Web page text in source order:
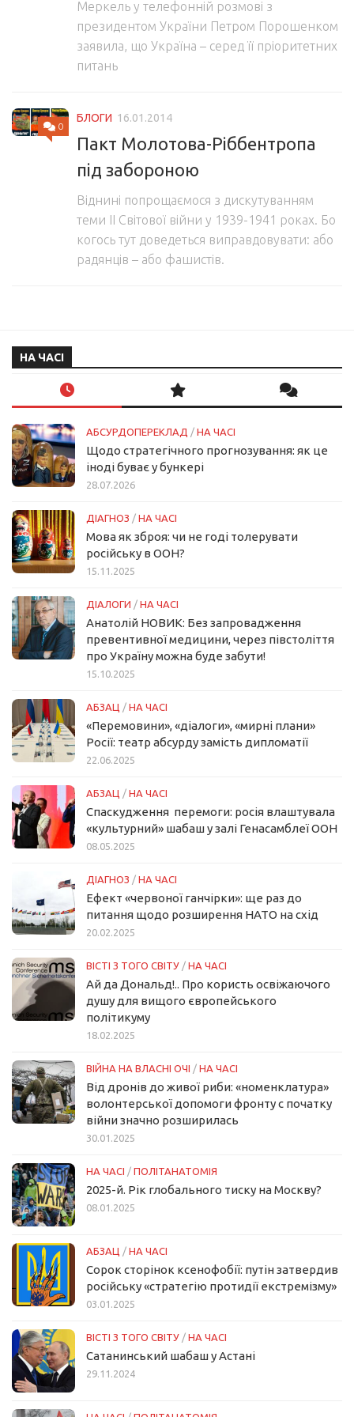
Меркель у телефонній розмові з
президентом України Петром Порошенком
заявила, що Україна – серед її пріоритетних
питань
0
БЛОГИ 16.01.2014
Пакт Молотова-Ріббентропа
під забороною
Віднині попрощаємося з дискутуванням
теми ІІ Світової війни у 1939-1941 роках. Бо
когось тут доведеться виправдовувати: або
радянців – або фашистів.
НА ЧАСІ
АБСУРДОПЕРЕКЛАД / НА ЧАСІ
Щодо стратегічного прогнозування: як це
іноді буває у бункері
28.07.2026
ДІАГНОЗ / НА ЧАСІ
Мова як зброя: чи не годі толерувати
російську в ООН?
15.11.2025
ДІАЛОГИ / НА ЧАСІ
Анатолій НОВИК: Без запровадження
превентивної медицини, через півстоліття
про Україну можна буде забути!
15.10.2025
АБЗАЦ / НА ЧАСІ
«Перемовини», «діалоги», «мирні плани»
Росії: театр абсурду замість дипломатії
22.06.2025
АБЗАЦ / НА ЧАСІ
Спаскудження перемоги: росія влаштувала
«культурний» шабаш у залі Генасамблеї ООН
08.05.2025
ДІАГНОЗ / НА ЧАСІ
Ефект «червоної ганчірки»: ще раз до
питання щодо розширення НАТО на схід
20.02.2025
ВІСТІ З ТОГО СВІТУ / НА ЧАСІ
Ай да Дональд!.. Про користь освіжаючого
душу для вищого європейського
політикуму
18.02.2025
ВІЙНА НА ВЛАСНІ ОЧІ / НА ЧАСІ
Від дронів до живої риби: «номенклатура»
волонтерської допомоги фронту с початку
війни значно розширилась
30.01.2025
НА ЧАСІ / ПОЛІТАНАТОМІЯ
2025-й. Рік глобального тиску на Москву?
08.01.2025
АБЗАЦ / НА ЧАСІ
Сорок сторінок ксенофобії: путін затвердив
російську «стратегію протидії екстремізму»
03.01.2025
ВІСТІ З ТОГО СВІТУ / НА ЧАСІ
Сатанинський шабаш у Астані
29.11.2024